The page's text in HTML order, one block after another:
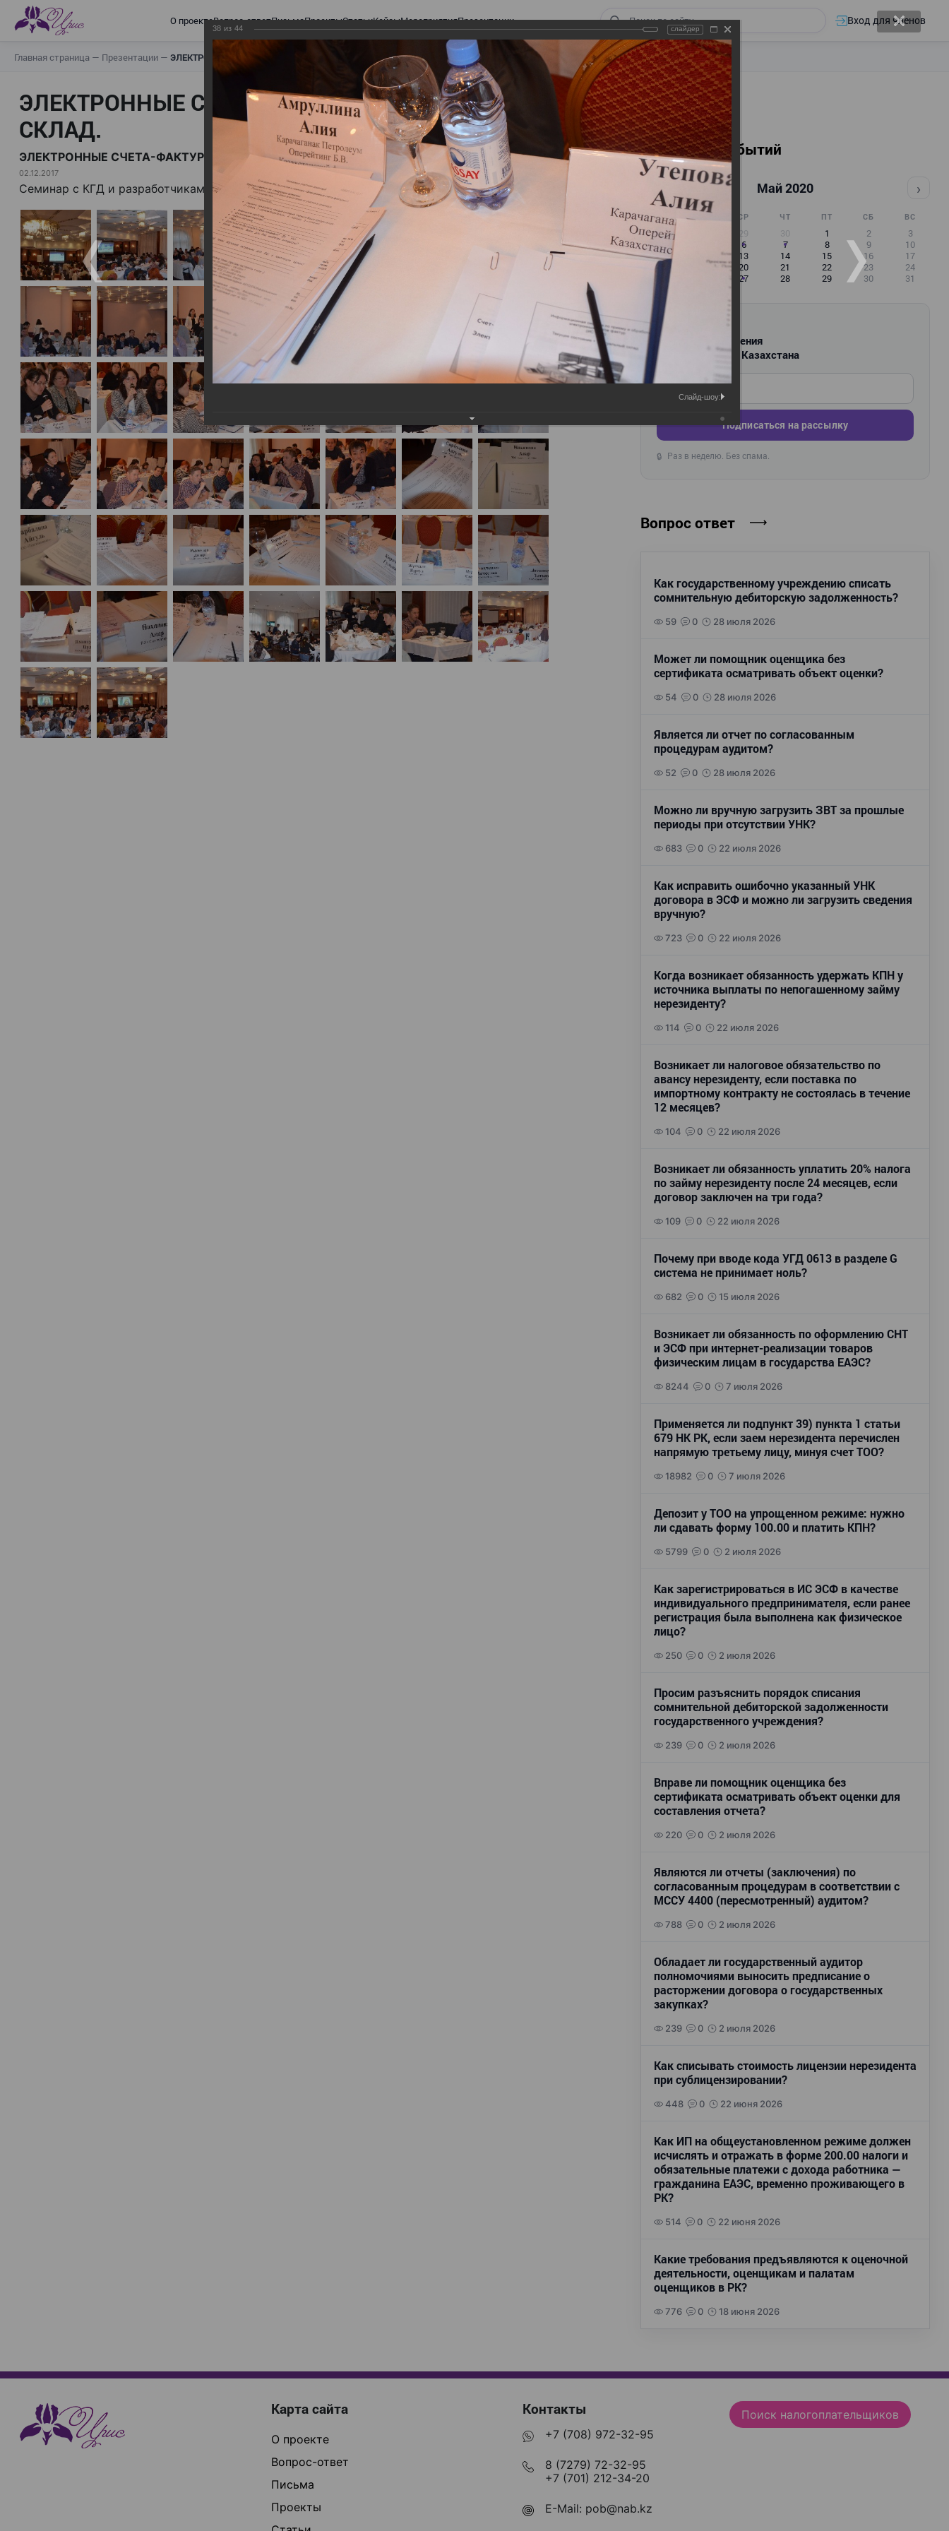
О проектеВопрос-ответПисьмаПроектыСтатьиКейсыМероприятияПрезентации Вход для членов
Главная страница — Презентации — ЭЛЕКТРОННЫЕ СЧЕТА-ФАКТУРЫ. ВИРТУАЛЬНЫЙ СКЛАД.
ЭЛЕКТРОННЫЕ СЧЕТА-ФАКТУРЫ. ВИРТУАЛЬНЫЙ
СКЛАД.
ЭЛЕКТРОННЫЕ СЧЕТА-ФАКТУРЫ. ВИРТУАЛЬНЫЙ СКЛАД.
02.12.2017
Семинар с КГД и разработчиками
Календарь событий
Май 2020 ›
ПН СР ЧТ ПТ СБ ВС
27 29 30 1 2
3
4
6 7 8 9
10
11
13 14 15 16
17
18
20 21 22 23
24
27 28 29 30 31
РАССЫЛКА
Новости и изменения
для бухгалтеров Казахстана
Введите ваш e-mail
Подписаться на рассылку
🔒 Раз в неделю. Без спама.
Вопрос ответ
Как государственному учреждению списать
сомнительную дебиторскую задолженность?
59 0 28 июля 2026
Может ли помощник оценщика без
сертификата осматривать объект оценки?
54 0 28 июля 2026
Является ли отчет по согласованным
процедурам аудитом?
52 0 28 июля 2026
Можно ли вручную загрузить ЗВТ за прошлые
периоды при отсутствии УНК?
683 0 22 июля 2026
Как исправить ошибочно указанный УНК
договора в ЭСФ и можно ли загрузить сведения
вручную?
723 0 22 июля 2026
Когда возникает обязанность удержать КПН у
источника выплаты по непогашенному займу
нерезиденту?
114 0 22 июля 2026
Возникает ли налоговое обязательство по
авансу нерезиденту, если поставка по
импортному контракту не состоялась в течение
12 месяцев?
104 0 22 июля 2026
Возникает ли обязанность уплатить 20% налога
по займу нерезиденту после 24 месяцев, если
договор заключен на три года?
109 0 22 июля 2026
Почему при вводе кода УГД 0613 в разделе G
система не принимает ноль?
682 0 15 июля 2026
Возникает ли обязанность по оформлению СНТ
и ЭСФ при интернет-реализации товаров
физическим лицам в государства ЕАЭС?
8244 0 7 июля 2026
Применяется ли подпункт 39) пункта 1 статьи
679 НК РК, если заем нерезидента перечислен
напрямую третьему лицу, минуя счет ТОО?
18982 0 7 июля 2026
Депозит у ТОО на упрощенном режиме: нужно
ли сдавать форму 100.00 и платить КПН?
5799 0 2 июля 2026
Как зарегистрироваться в ИС ЭСФ в качестве
индивидуального предпринимателя, если ранее
регистрация была выполнена как физическое
лицо?
250 0 2 июля 2026
Просим разъяснить порядок списания
сомнительной дебиторской задолженности
государственного учреждения?
239 0 2 июля 2026
Вправе ли помощник оценщика без
сертификата осматривать объект оценки для
составления отчета?
220 0 2 июля 2026
Являются ли отчеты (заключения) по
согласованным процедурам в соответствии с
МССУ 4400 (пересмотренный) аудитом?
788 0 2 июля 2026
Обладает ли государственный аудитор
полномочиями выносить предписание о
расторжении договора о государственных
закупках?
239 0 2 июля 2026
Как списывать стоимость лицензии нерезидента
при сублицензировании?
448 0 22 июня 2026
Как ИП на общеустановленном режиме должен
исчислять и отражать в форме 200.00 налоги и
обязательные платежи с дохода работника —
гражданина ЕАЭС, временно проживающего в
РК?
514 0 22 июня 2026
Какие требования предъявляются к оценочной
деятельности, оценщикам и палатам
оценщиков в РК?
776 0 18 июня 2026
Карта сайта
О проекте
Вопрос-ответ
Письма
Проекты
Контакты
+7 (708) 972-32-95
8 (7279) 72-32-95
+7 (701) 212-34-20
E-Mail: pob@nab.kz
Поиск налогоплательщиков
38 из 44 слайдер
Слайд-шоу: